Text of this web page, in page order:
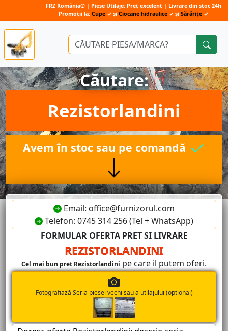
Căutare:
Rezistorlandini
Avem în stoc sau pe comandă
Email: office@furnizorul.com
Telefon: 0745 314 256 (Tel + WhatsApp)
FORMULAR OFERTA PRET SI LIVRARE
REZISTORLANDINI
Cel mai bun pret Rezistorlandini pe care il putem oferi.
Fotografiază Seria piesei vechi sau a utilajului (optional)
FRZ România® | Piese Utilaje: Preț excelent | Livrare din stoc 24h
Promoții la: Cupe ✓ și Ciocane hidraulice ✓ și Sărărițe ✓